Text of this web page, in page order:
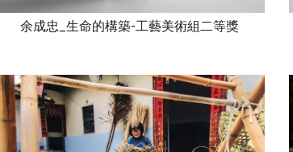
余成忠_生命的構築-工藝美術組二等獎